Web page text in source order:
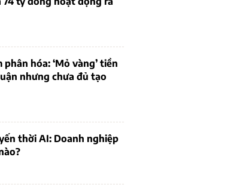
hóa: ‘Mỏ vàng’ tiền
nhưng chưa đủ tạo
thời AI: Doanh nghiệp